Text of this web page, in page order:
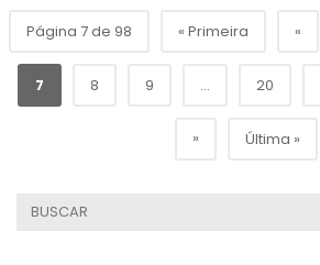
Página 7 de 98 « Primeira «
7 8 9 ... 20
» Última »